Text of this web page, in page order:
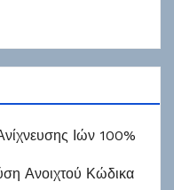
Ιών 100%
Ανοιχτού Κώδικα